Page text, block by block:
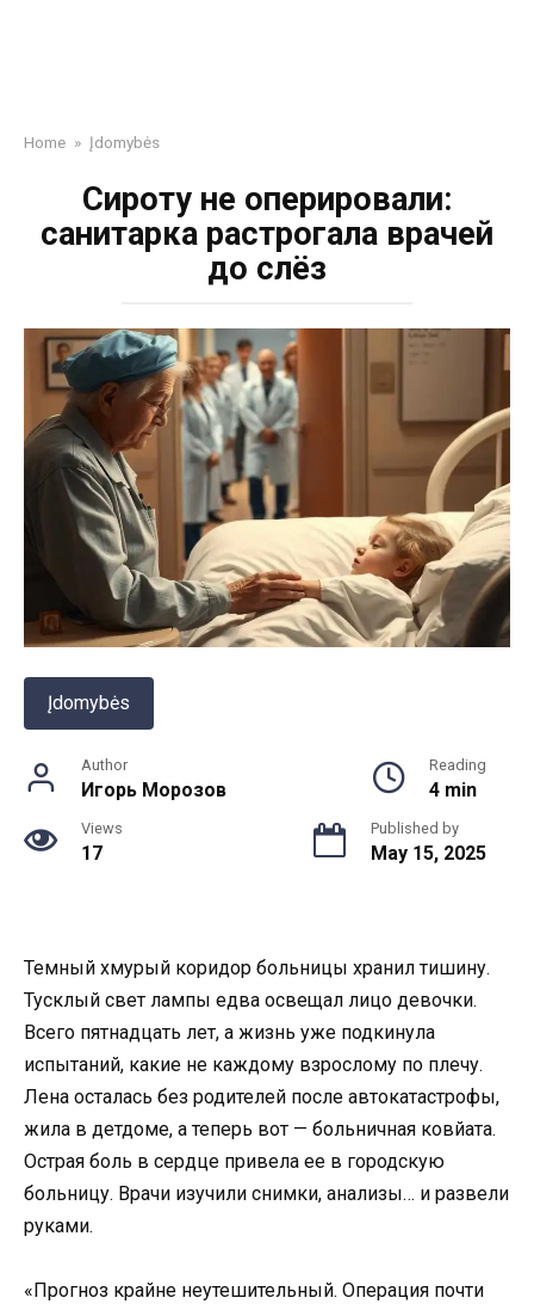
Home » Įdomybės
Сироту не оперировали:
санитарка растрогала врачей
до слёз
Įdomybės
Author
Игорь Морозов
Reading
4 min
Views
17
Published by
May 15, 2025
Темный хмурый коридор больницы хранил тишину.
Тусклый свет лампы едва освещал лицо девочки.
Всего пятнадцать лет, а жизнь уже подкинула
испытаний, какие не каждому взрослому по плечу.
Лена осталась без родителей после автокатастрофы,
жила в детдоме, а теперь вот — больничная ковйата.
Острая боль в сердце привела ее в городскую
больницу. Врачи изучили снимки, анализы… и развели
руками.
«Прогноз крайне неутешительный. Операция почти